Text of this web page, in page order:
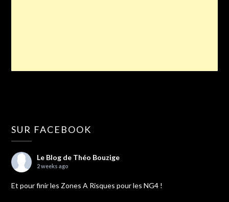
SUR FACEBOOK
Le Blog de Théo Bouzige
2 weeks ago
Et pour finir les Zones A Risques pour les NG4 !